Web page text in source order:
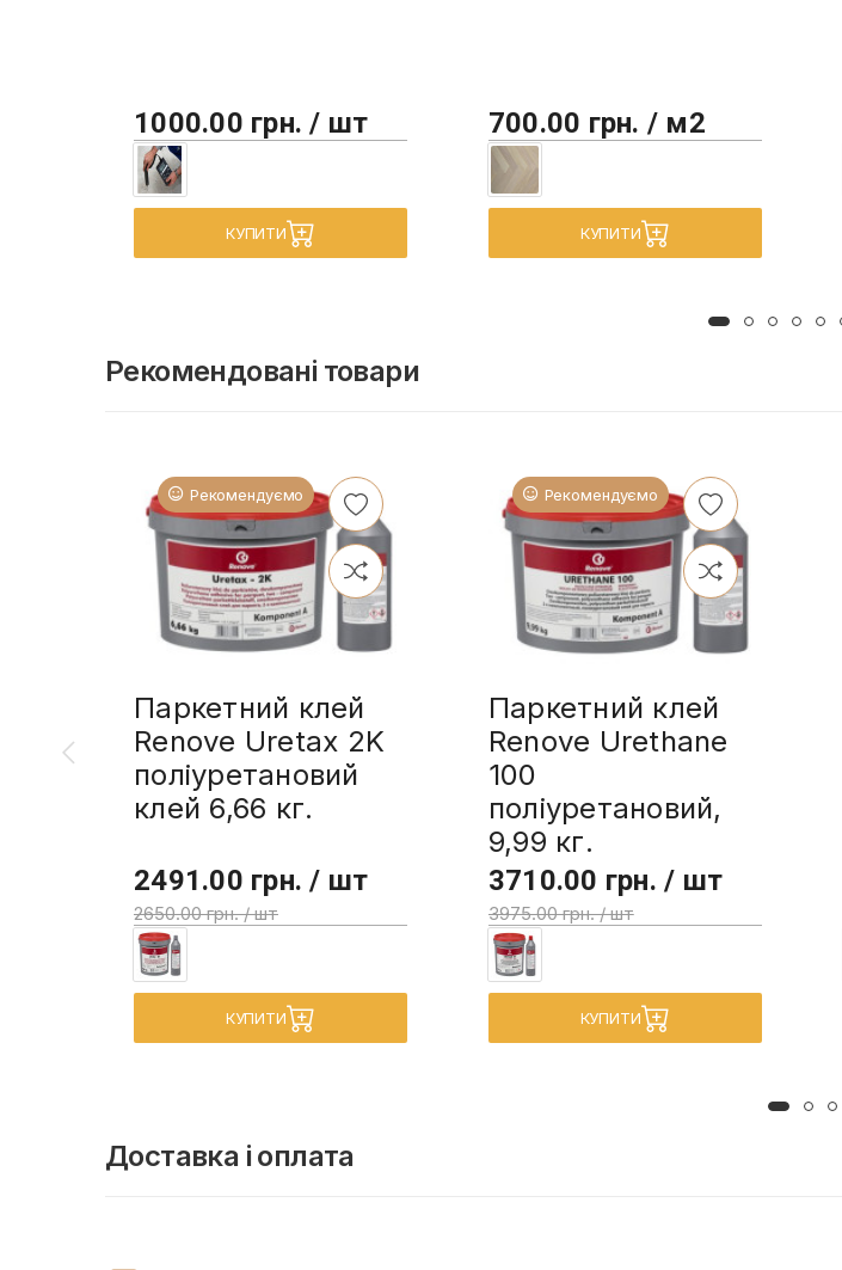
1000.00 грн. / шт
КУПИТИ
700.00 грн. / м2
КУПИТИ
Рекомендовані товари
Рекомендуємо
Паркетний клей
Renove Uretax 2K
поліуретановий
клей 6,66 кг.
2491.00 грн. / шт
2650.00 грн. / шт
КУПИТИ
Рекомендуємо
Паркетний клей
Renove Urethane
100
поліуретановий,
9,99 кг.
3710.00 грн. / шт
3975.00 грн. / шт
КУПИТИ
Доставка і оплата